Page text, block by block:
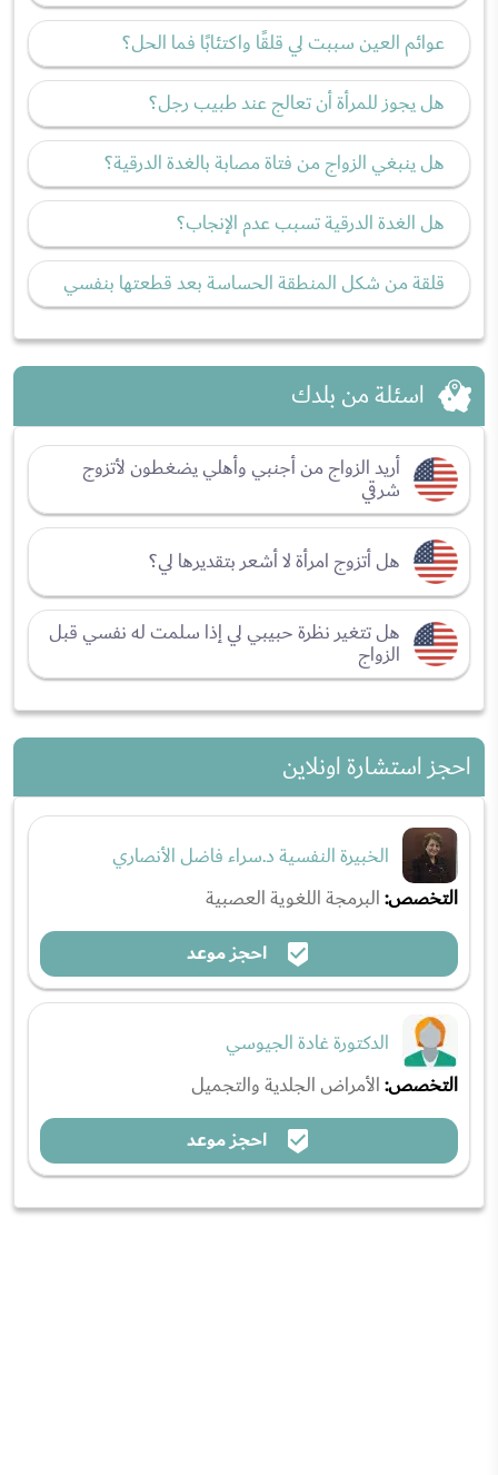
عوائم العين سببت لي قلقًا واكتئابًا فما الحل؟
هل يجوز للمرأة أن تعالج عند طبيب رجل؟
هل ينبغي الزواج من فتاة مصابة بالغدة الدرقية؟
هل الغدة الدرقية تسبب عدم الإنجاب؟
قلقة من شكل المنطقة الحساسة بعد قطعتها بنفسي
اسئلة من بلدك
أريد الزواج من أجنبي وأهلي يضغطون لأتزوج
شرقي
هل أتزوج امرأة لا أشعر بتقديرها لي؟
هل تتغير نظرة حبيبي لي إذا سلمت له نفسي قبل
الزواج
احجز استشارة اونلاين
الخبيرة النفسية د.سراء فاضل الأنصاري
التخصص:البرمجة اللغوية العصبية
احجز موعد
الدكتورة غادة الجيوسي
التخصص:الأمراض الجلدية والتجميل
احجز موعد